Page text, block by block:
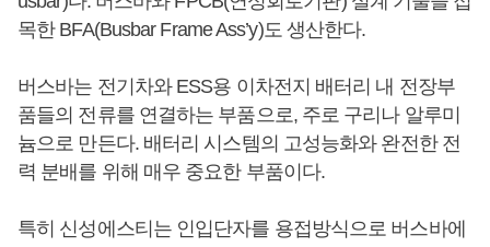
목한 BFA(Busbar Frame Ass’y)도 생산한다.
버스바는 전기차와 ESS용 이차전지 배터리 내 전장부
품들의 전류를 연결하는 부품으로, 주로 구리나 알루미
늄으로 만든다. 배터리 시스템의 고성능화와 완전한 전
력 분배를 위해 매우 중요한 부품이다.
특히 신성에스티는 인입단자를 용접방식으로 버스바에